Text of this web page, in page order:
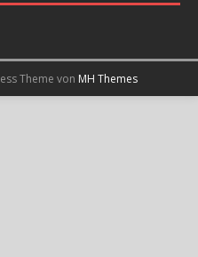
Theme von MH Themes